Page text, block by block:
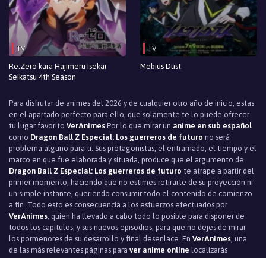
TV
Re:Zero kara Hajimeru Isekai
Seikatsu 4th Season
TV
Mebius Dust
Para disfrutar de animes del 2026 y de cualquier otro año de inicio, estas
en el apartado perfecto para ello, que solamente te lo puede ofrecer
tu lugar favorito VerAnimes Por lo que mirar un anime en sub español
como Dragon Ball Z Especial: Los guerreros de futuro no será
problema alguno para ti. Sus protagonistas, el entramado, el tiempo y el
marco en que fue elaborada y situada, produce que el argumento de
Dragon Ball Z Especial: Los guerreros de futuro te atrape a partir del
primer momento, haciendo que no estimes retirarte de su proyección ni
un simple instante, queriendo consumir todo el contenido de comienzo
a fin. Todo esto es consecuencia a los esfuerzos efectuados por
VerAnimes, quien ha llevado a cabo todo lo posible para disponer de
todos los capítulos, y sus nuevos episodios, para que no dejes de mirar
los pormenores de su desarrollo y final desenlace. En VerAnimes, una
de las más relevantes páginas para ver anime online localizarás